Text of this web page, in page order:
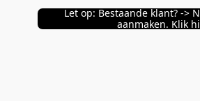
Let op: Bestaande klant? ->
aanmaken. Klik